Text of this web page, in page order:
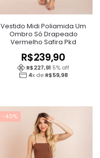
Vestido Midi Poliamida Um
Ombro Só Drapeado
Vermelho Safira Pkd
R$239,90
R$227,91 5% off
4x de R$59,98
-40%